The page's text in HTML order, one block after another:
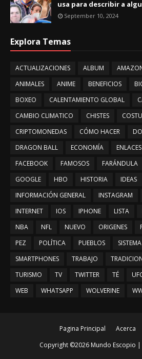
usa para describir a
September 10, 2024
Explora Temas
ACTUALIZACIONES ALBUM
ANIMALES
ANIME BENEFICIOS
BOXEO
CALENTAMIENTO GLOBAL
CAMBIO CLIMATICO
CHISTES
CRIPTOMONEDAS
CÓMO HACER
DRAGON BALL
ECONOMÍA ENLACES
FACEBOOK
FAMOSOS FARÁNDULA
GOOGLE
HBO HISTORIA IDEAS
INFORMACIÓN GENERAL
INSTAGRAM
INTERNET
IOS IPHONE LISTA
NBA
NFL NUEVO ORIGENES
PEZ
POLÍTICA PUEBLOS
SMARTPHONES
TRABAJO
TURISMO
TV TWITTER TÉ
WEB
WHATSAPP WOLVERINE
Pagina Principal Acerca
Copyright ©2026 Mundo Escopio